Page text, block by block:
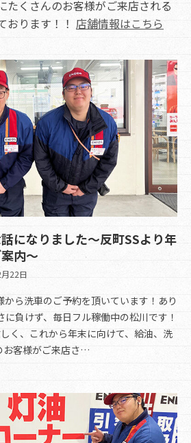
たくさんのお客様がご来店される
おります！！ 店舗情報はこちら
になりました～反町SSより年
内～
22日
ら洗車のご予約を頂いています！あり
負けず、毎日フル稼働中の松川です！
く、これから年末に向けて、給油、洗
お客様がご来店さ…